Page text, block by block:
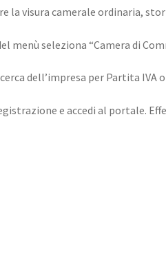
la visura camerale ordinaria,
menù seleziona “Camera di
dell’impresa per Partita IVA
e accedi al portale.